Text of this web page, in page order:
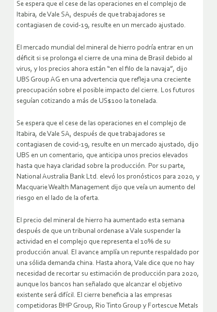
Se espera que el cese de las operaciones en el complejo de
Itabira, de Vale SA, después de que trabajadores se
contagiasen de covid-19, resulte en un mercado ajustado.
El mercado mundial del mineral de hierro podría entrar en un
déficit si se prolonga el cierre de una mina de Brasil debido al
virus, y los precios ahora están “en el filo de la navaja”, dijo
UBS Group AG en una advertencia que refleja una creciente
preocupación sobre el posible impacto del cierre. Los futuros
seguían cotizando a más de US$100 la tonelada.
Se espera que el cese de las operaciones en el complejo de
Itabira, de Vale SA, después de que trabajadores se
contagiasen de covid-19, resulte en un mercado ajustado, dijo
UBS en un comentario, que anticipa unos precios elevados
hasta que haya claridad sobre la producción. Por su parte,
National Australia Bank Ltd. elevó los pronósticos para 2020, y
Macquarie Wealth Management dijo que veía un aumento del
riesgo en el lado de la oferta.
El precio del mineral de hierro ha aumentado esta semana
después de que un tribunal ordenase a Vale suspender la
actividad en el complejo que representa el 10% de su
producción anual. El avance amplía un repunte respaldado por
una sólida demanda china. Hasta ahora, Vale dice que no hay
necesidad de recortar su estimación de producción para 2020,
aunque los bancos han señalado que alcanzar el objetivo
existente será difícil. El cierre beneficia a las empresas
competidoras BHP Group, Rio Tinto Group y Fortescue Metals